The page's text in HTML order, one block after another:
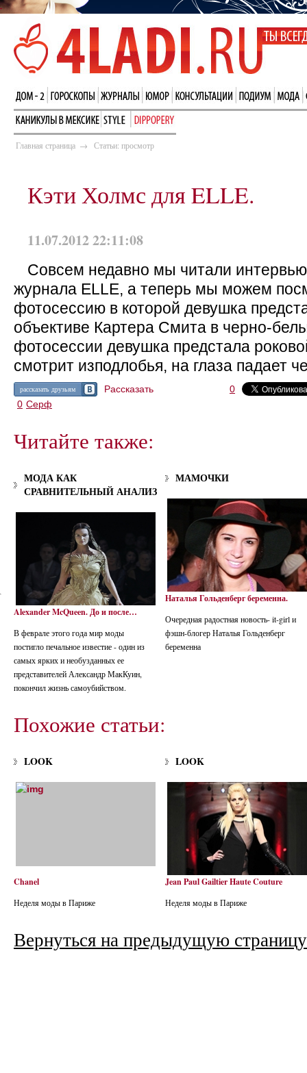
Главная страница → Статьи: просмотр
Кэти Холмс для ELLE.
11.07.2012 22:11:08
Совсем недавно мы читали
журнала ELLE, а теперь мы можем
фотосессию в которой девушка
объективе Картера Смита в черно-
фотосессии девушка предстала
смотрит изподлобья, на глаза падает
рассказать друзьям Рассказать
0
0 Серф
Читайте также:
МОДА КАК
СРАВНИТЕЛЬНЫЙ АНАЛИЗ
Alexander McQueen. До и после…
В феврале этого года мир моды
постигло печальное известие - один из
самых ярких и необузданных ее
представителей Александр МакКуин,
покончил жизнь самоубийством.
МАМОЧКИ
Наталья Гольденберг беременна.
Очередная радостная новость- it-girl и
фэшн-блогер Наталья Гольденберг
беременна
Похожие статьи:
LOOK
Chanel
Неделя моды в Париже
LOOK
Jean Paul Gailtier Haute Couture
Неделя моды в Париже
Вернуться на предыдущую страницу